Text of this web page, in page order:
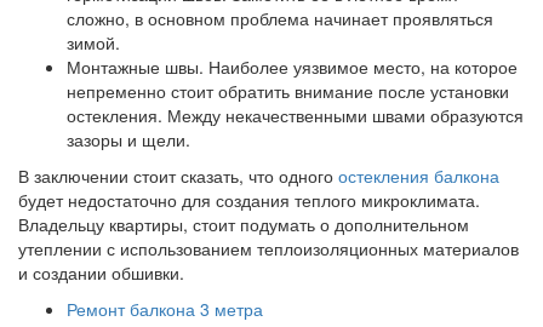
сложно, в основном проблема начинает проявляться
зимой.
Монтажные швы. Наиболее уязвимое место, на которое
непременно стоит обратить внимание после установки
остекления. Между некачественными швами образуются
зазоры и щели.
В заключении стоит сказать, что одного остекления балкона
будет недостаточно для создания теплого микроклимата.
Владельцу квартиры, стоит подумать о дополнительном
утеплении с использованием теплоизоляционных материалов
и создании обшивки.
Ремонт балкона 3 метра